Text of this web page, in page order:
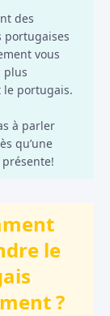
des
portugaises
vous
plus
portugais.
à parler
qu’une
le
?